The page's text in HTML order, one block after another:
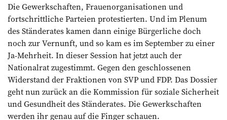
Die Gewerkschaften, Frauenorganisationen und
fortschrittliche Parteien protestierten. Und im Plenum
des Ständerates kamen dann einige Bürgerliche doch
noch zur Vernunft, und so kam es im September zu einer
Ja-Mehrheit. In dieser Session hat jetzt auch der
Nationalrat zugestimmt. Gegen den geschlossenen
Widerstand der Fraktionen von SVP und FDP. Das Dossier
geht nun zurück an die Kommission für soziale Sicherheit
und Gesundheit des Ständerates. Die Gewerkschaften
werden ihr genau auf die Finger schauen.